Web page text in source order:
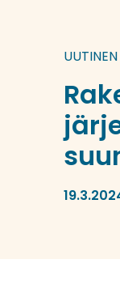
UUTINEN